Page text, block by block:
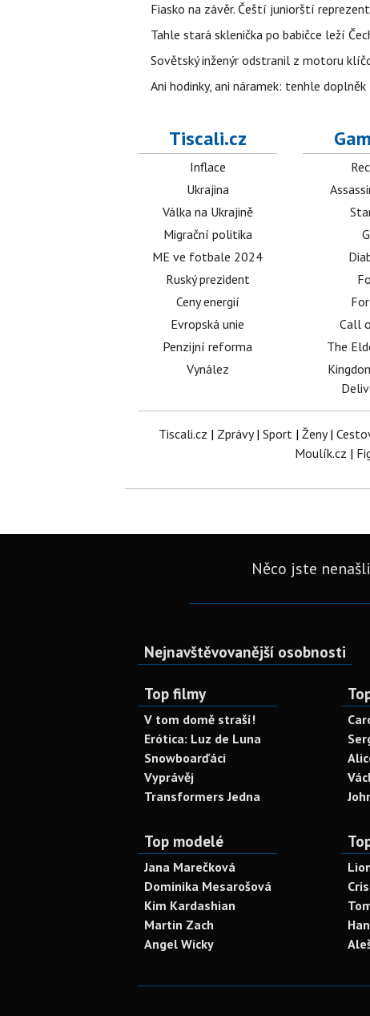
Fiasko na závěr. Čeští juniorští
Tahle stará sklenička po babičce leží
Sovětský inženýr odstranil z motoru
Ani hodinky, ani náramek: tenhle
Tiscali.cz
Inflace
Ukrajina
Válka na Ukrajině
Migrační politika
ME ve fotbale 2024
Ruský prezident
Ceny energií
Evropská unie
Penzijní reforma
Vynález
Call
The
Tiscali.cz | Zprávy| Sport| Ženy|
Moulík.cz |
Něco jste
Nejnavštěvovanější osobnosti
Top filmy
V tom domě straší!
Erótica: Luz de Luna
Snowboarďáci
Vyprávěj
Transformers Jedna
Top modelé
Jana Marečková
Dominika Mesarošová
Kim Kardashian
Martin Zach
Angel Wicky